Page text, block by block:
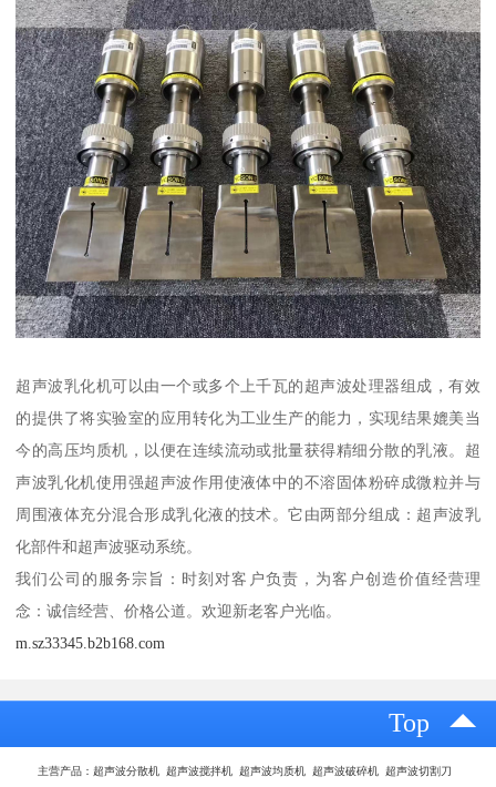
超声波乳化机可以由一个或多个上千瓦的超声波处理器组成，有效
的提供了将实验室的应用转化为工业生产的能力，实现结果媲美当
今的高压均质机，以便在连续流动或批量获得精细分散的乳液。超
声波乳化机使用强超声波作用使液体中的不溶固体粉碎成微粒并与
周围液体充分混合形成乳化液的技术。它由两部分组成：超声波乳
化部件和超声波驱动系统。
我们公司的服务宗旨：时刻对客户负责，为客户创造价值经营理
念：诚信经营、价格公道。欢迎新老客户光临。
m.sz33345.b2b168.com
Top
主营产品：超声波分散机 超声波搅拌机 超声波均质机 超声波破碎机 超声波切割刀